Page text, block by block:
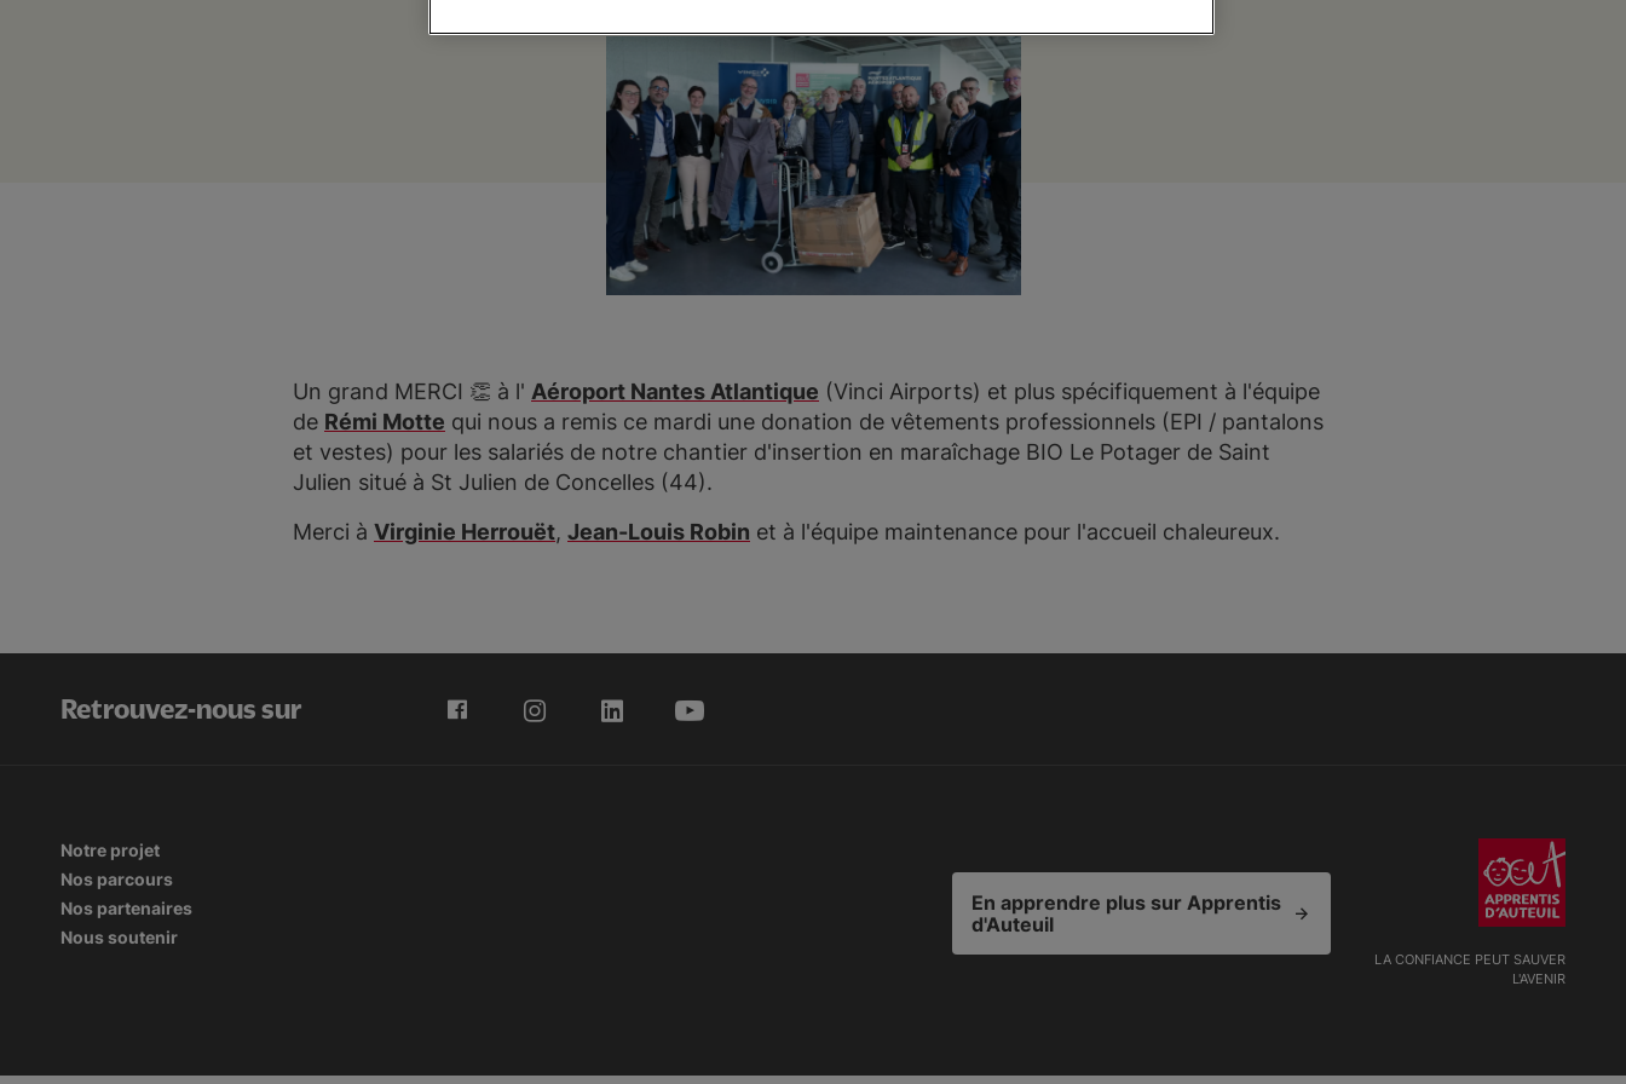
Un grand MERCI 👏 à l' Aéroport Nantes Atlantique (Vinci Airports) et plus spécifiquement à l'équipe
de Rémi Motte qui nous a remis ce mardi une donation de vêtements professionnels (EPI / pantalons
et vestes) pour les salariés de notre chantier d'insertion en maraîchage BIO Le Potager de Saint
Julien situé à St Julien de Concelles (44).
Merci à Virginie Herrouët, Jean-Louis Robin et à l'équipe maintenance pour l'accueil chaleureux.
Retrouvez-nous sur
Notre projet
Nos parcours
Nos partenaires
Nous soutenir
En apprendre plus sur Apprentis
d'Auteuil
LA CONFIANCE PEUT SAUVER
L'AVENIR